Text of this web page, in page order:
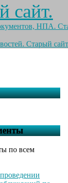
сайт.
НПА.
Старый сайт
по всем